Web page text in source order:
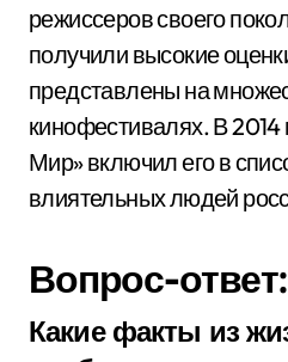
режиссеров своего
получили высокие
представлены на
кинофестивалях. В
Мир» включил его в
влиятельных людей
Вопрос-ответ:
Какие факты из